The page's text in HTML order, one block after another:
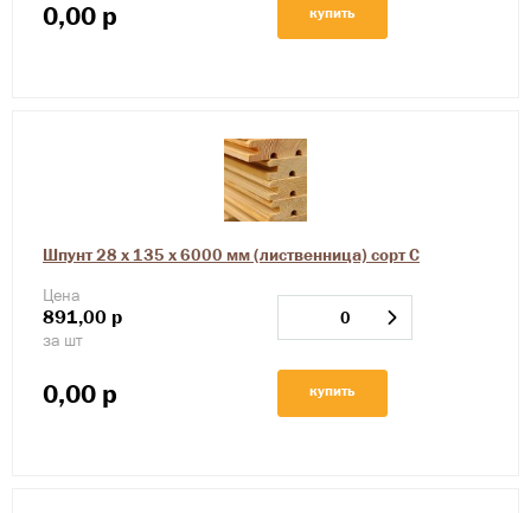
0,00 р купить
Шпунт 28 х 135 х 6000 мм (лиственница) сорт С
Цена
891,00 р
за шт
0,00 р купить